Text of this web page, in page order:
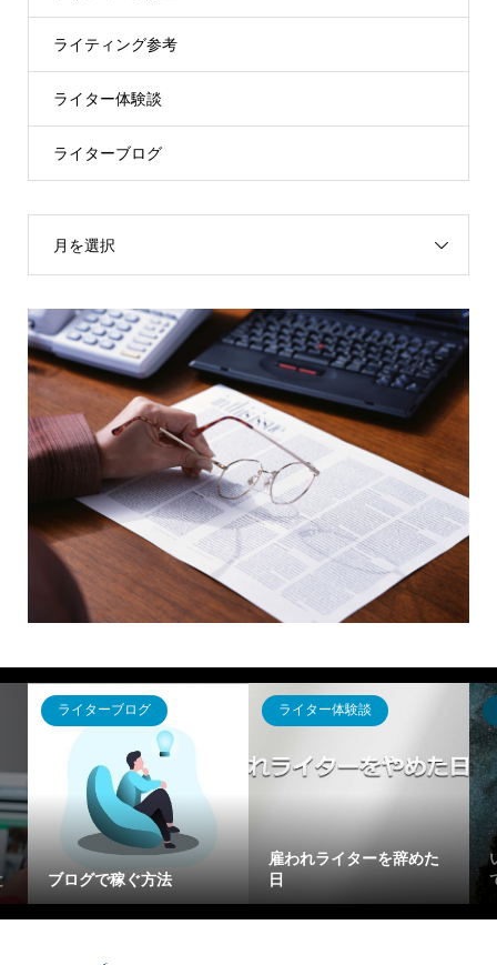
ライティング参考
ライター体験談
ライターブログ
月を選択
ライターブログ
ログで稼ぐ方法
ライター体験談
雇われライターを辞めた
ライタ
「Web
い、、
てほし